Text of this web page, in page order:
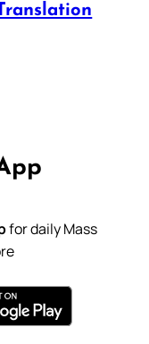
for daily Mass